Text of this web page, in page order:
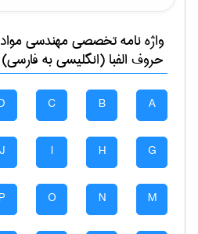
واژه نامه تخصصیمهندسی
حروف الفبا (انگلیسی به فارسی)
A
B
C
G
H
I
J
M
N
O